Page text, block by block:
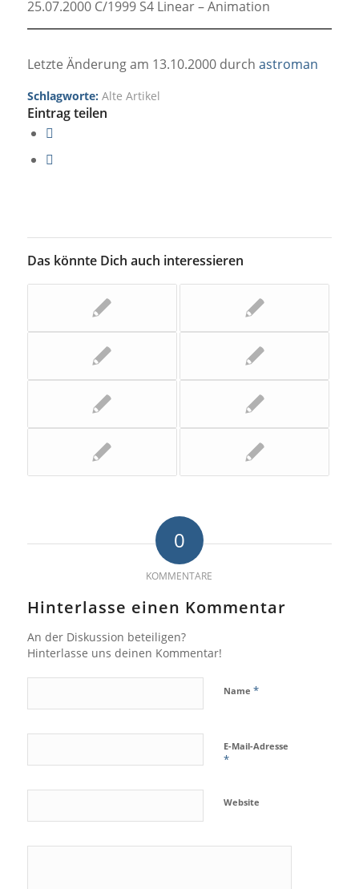
25.07.2000 C/1999 S4 Linear – Animation
Letzte Änderung am 13.10.2000 durch astroman
Schlagworte: Alte Artikel
Eintrag teilen
Das könnte Dich auch interessieren
0
KOMMENTARE
Hinterlasse einen Kommentar
An der Diskussion beteiligen?
Hinterlasse uns deinen Kommentar!
Name *
E-Mail-Adresse
*
Website